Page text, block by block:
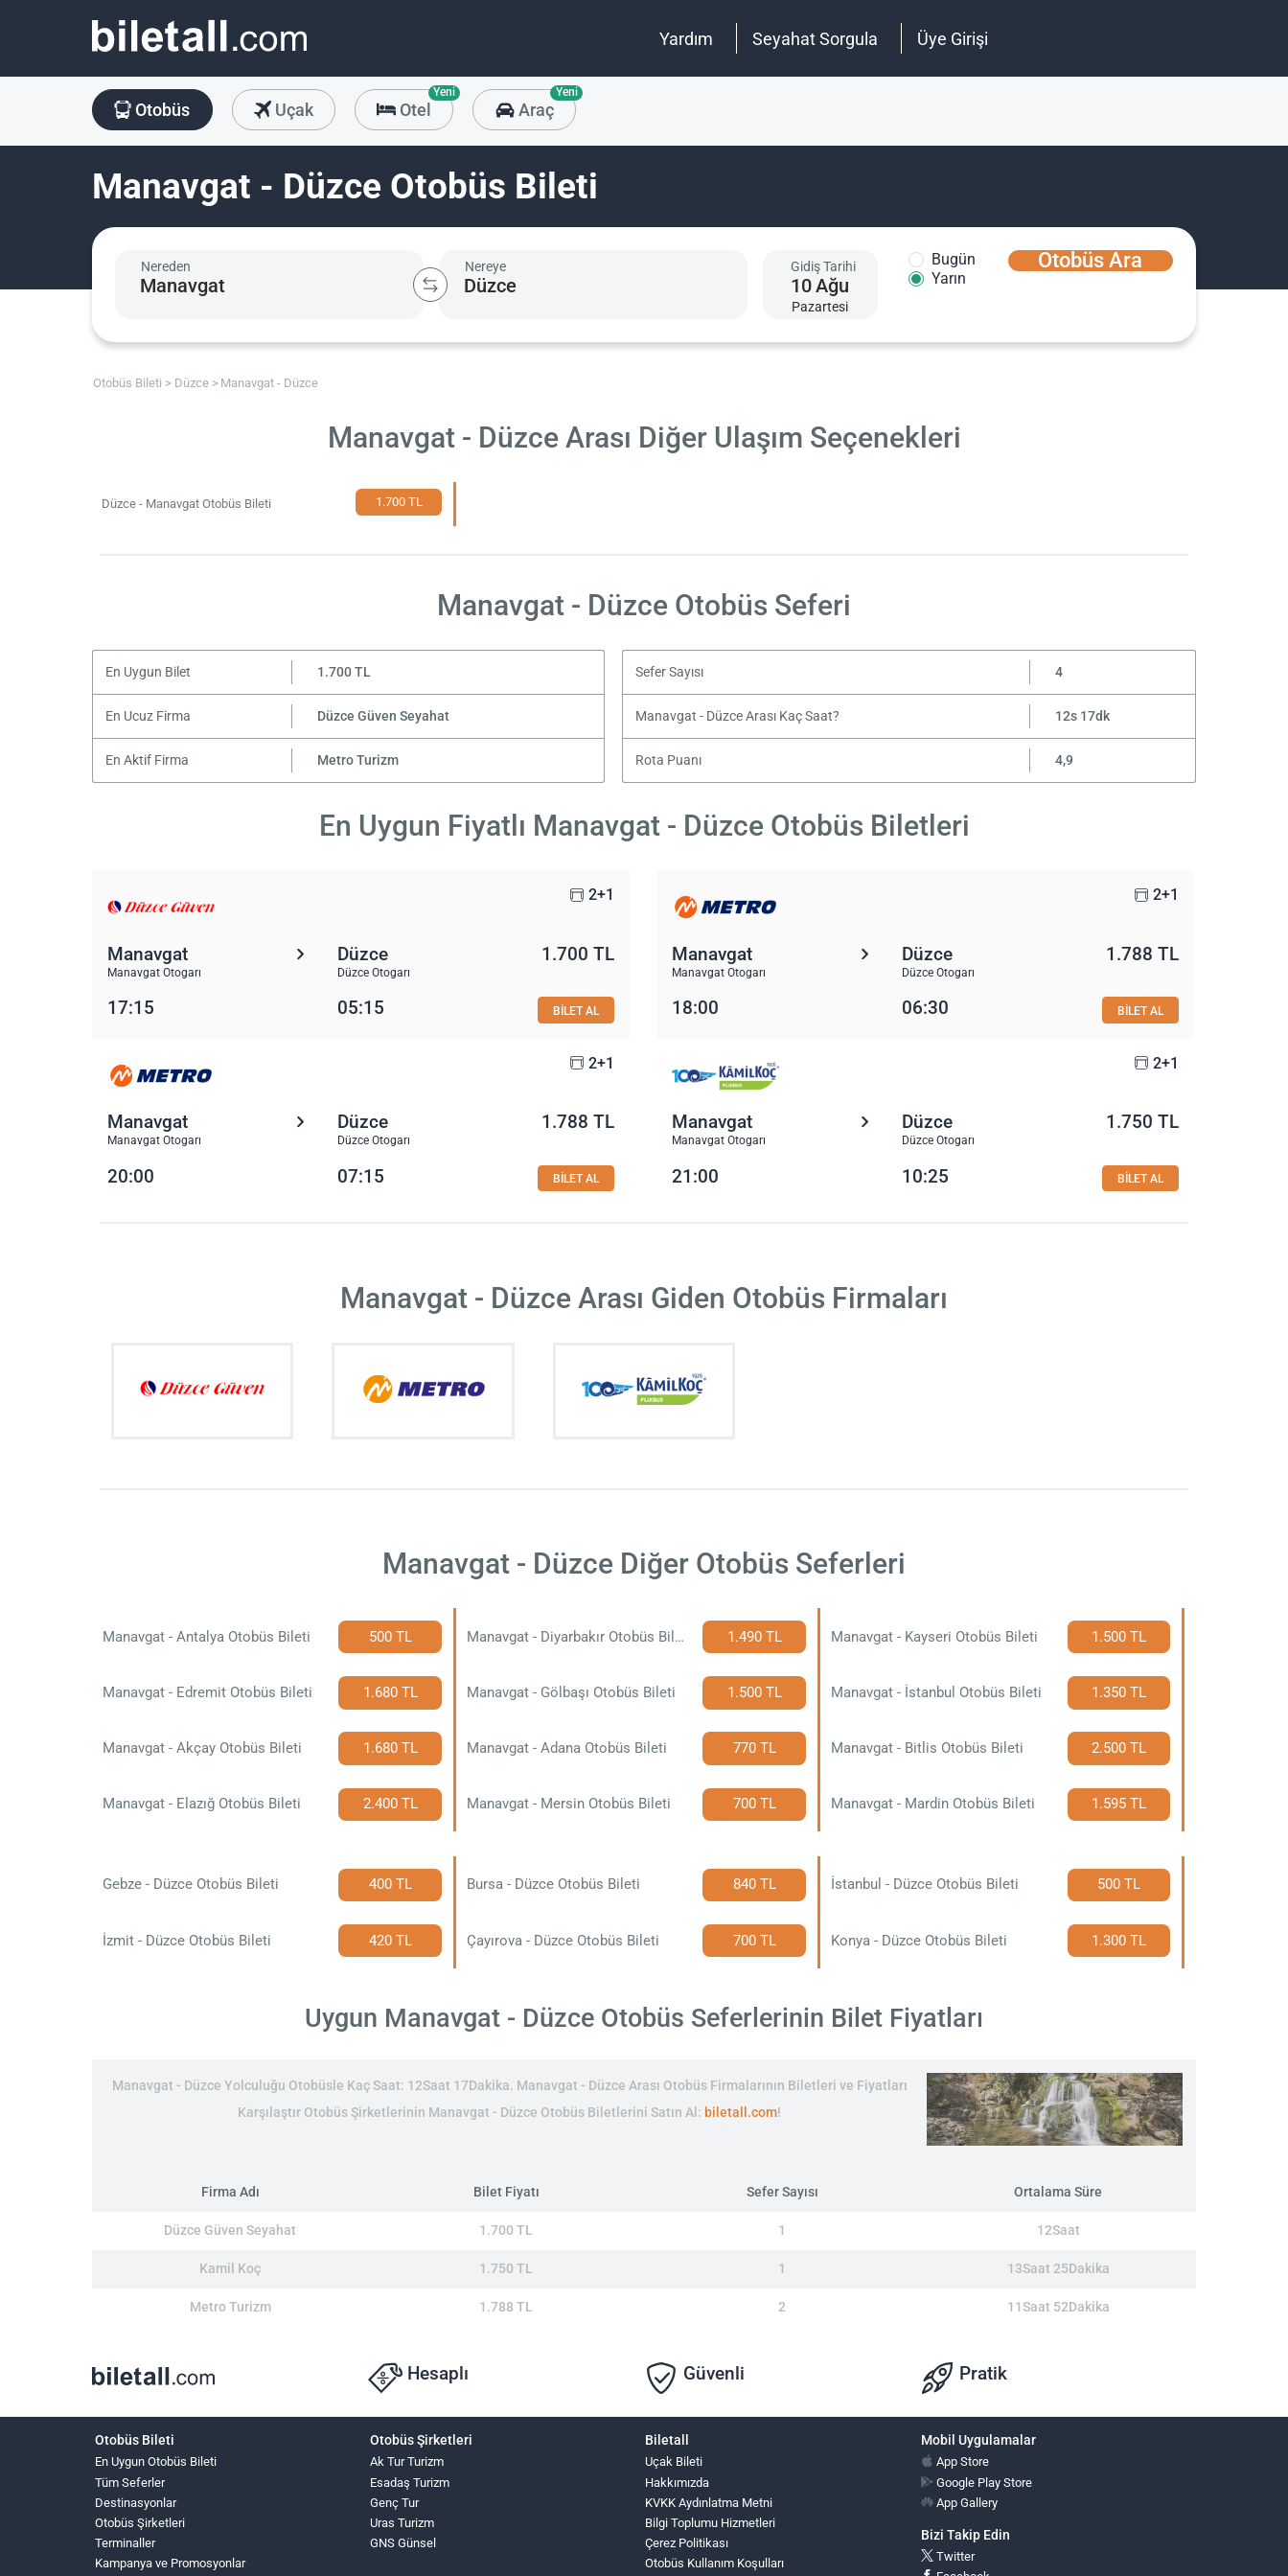
Yardım Seyahat Sorgula Üye Girişi
Otobüs Uçak Otel
Yeni
Araç
Yeni
Manavgat - Düzce Otobüs Bileti
Nereden Nereye Gidiş Tarihi
10Ağu
Pazartesi
Bugün
Yarın
Otobüs Ara
Otobüs Bileti Düzce Manavgat - Düzce
Manavgat - Düzce Arası Diğer Ulaşım Seçenekleri
Düzce - Manavgat Otobüs Bileti 1.700 TL
Manavgat - Düzce Otobüs Seferi
En Uygun Bilet 1.700 TL Sefer Sayısı 4
En Ucuz Firma Düzce Güven Seyahat Manavgat - Düzce Arası Kaç Saat? 12s 17dk
En Aktif Firma Metro Turizm Rota Puanı 4,9
En Uygun Fiyatlı Manavgat - Düzce Otobüs Biletleri
2+1
Manavgat
Manavgat Otogarı
Düzce
Düzce Otogarı
1.700 TL
17:15 05:15 BİLET AL
2+1
Manavgat
Manavgat Otogarı
Düzce
Düzce Otogarı
1.788 TL
18:00 06:30 BİLET AL
2+1
Manavgat
Manavgat Otogarı
Düzce
Düzce Otogarı
1.788 TL
20:00 07:15 BİLET AL
2+1
Manavgat
Manavgat Otogarı
Düzce
Düzce Otogarı
1.750 TL
21:00 10:25 BİLET AL
Manavgat - Düzce Arası Giden Otobüs Firmaları
Manavgat - Düzce Diğer Otobüs Seferleri
Manavgat - Antalya Otobüs Bileti 500 TL Manavgat - Diyarbakır Otobüs Bileti 1.490 TL Manavgat - Kayseri Otobüs Bileti 1.500 TL
Manavgat - Edremit Otobüs Bileti 1.680 TL Manavgat - Gölbaşı Otobüs Bileti 1.500 TL Manavgat - İstanbul Otobüs Bileti 1.350 TL
Manavgat - Akçay Otobüs Bileti 1.680 TL Manavgat - Adana Otobüs Bileti 770 TL Manavgat - Bitlis Otobüs Bileti 2.500 TL
Manavgat - Elazığ Otobüs Bileti 2.400 TL Manavgat - Mersin Otobüs Bileti 700 TL Manavgat - Mardin Otobüs Bileti 1.595 TL
Gebze - Düzce Otobüs Bileti 400 TL Bursa - Düzce Otobüs Bileti 840 TL İstanbul - Düzce Otobüs Bileti 500 TL
İzmit - Düzce Otobüs Bileti 420 TL Çayırova - Düzce Otobüs Bileti 700 TL Konya - Düzce Otobüs Bileti 1.300 TL
Uygun Manavgat - Düzce Otobüs Seferlerinin Bilet Fiyatları
Manavgat - Düzce Yolculuğu Otobüsle Kaç Saat: 12Saat 17Dakika. Manavgat - Düzce Arası Otobüs Firmalarının Biletleri ve Fiyatları
Karşılaştır Otobüs Şirketlerinin Manavgat - Düzce Otobüs Biletlerini Satın Al: biletall.com!
Firma Adı Bilet Fiyatı Sefer Sayısı Ortalama Süre
Düzce Güven Seyahat 1.700 TL 1 12Saat
Kamil Koç 1.750 TL 1 13Saat 25Dakika
Metro Turizm 1.788 TL 2 11Saat 52Dakika
Hesaplı Güvenli Pratik
Otobüs Bileti
En Uygun Otobüs Bileti
Tüm Seferler
Destinasyonlar
Otobüs Şirketleri
Terminaller
Kampanya ve Promosyonlar
Otobüs Şirketleri
Ak Tur Turizm
Esadaş Turizm
Genç Tur
Uras Turizm
GNS Günsel
Biletall
Uçak Bileti
Hakkımızda
KVKK Aydınlatma Metni
Bilgi Toplumu Hizmetleri
Çerez Politikası
Otobüs Kullanım Koşulları
Mobil Uygulamalar
App Store
Google Play Store
App Gallery
Bizi Takip Edin
Twitter